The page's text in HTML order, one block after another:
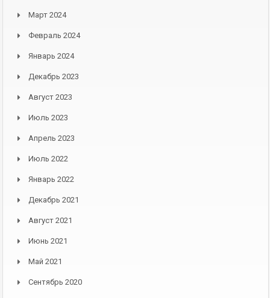
Март 2024
Февраль 2024
Январь 2024
Декабрь 2023
Август 2023
Июль 2023
Апрель 2023
Июль 2022
Январь 2022
Декабрь 2021
Август 2021
Июнь 2021
Май 2021
Сентябрь 2020